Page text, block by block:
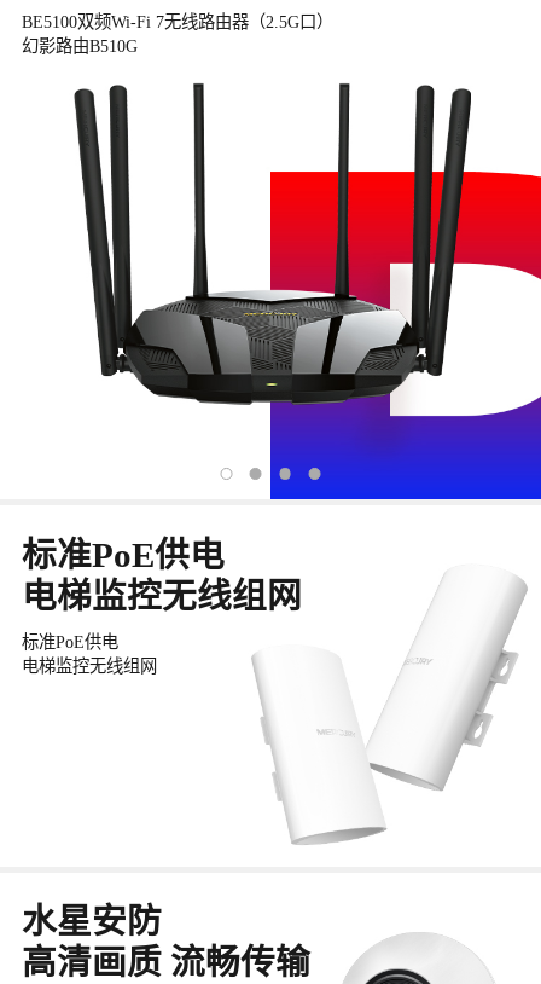
口）
BE3600双频Wi-Fi 7无线路由器
标准PoE供电
电梯监控无线组网
标准PoE供电
电梯监控无线组网
水星安防
高清画质 流畅传输